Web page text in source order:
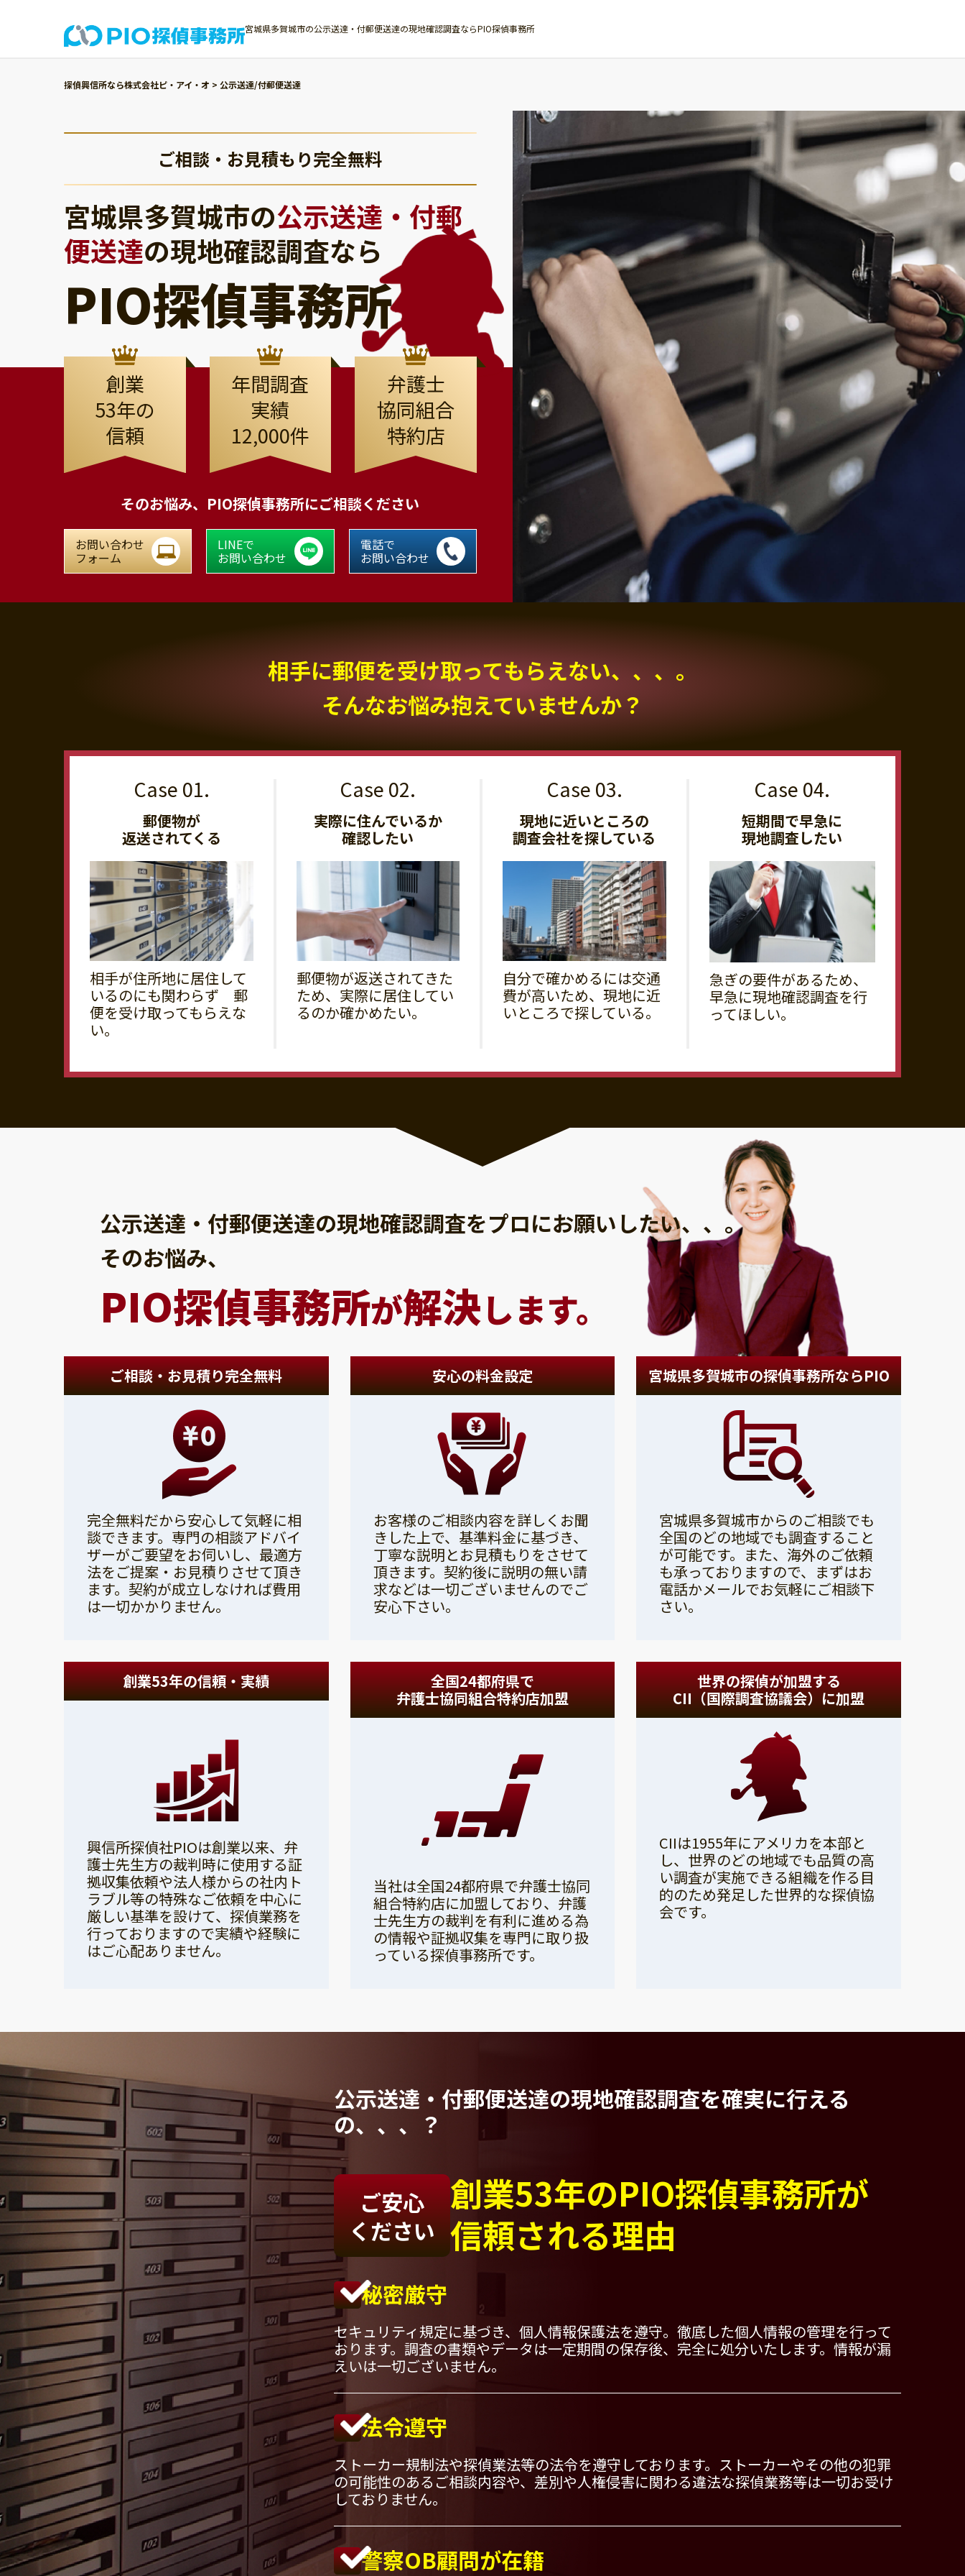
宮城県多賀城市の公示送達・付郵便送達の現地確認調査ならPIO探偵事務所
探偵興信所なら株式会社ピ・アイ・オ > 公示送達/付郵便送達
ご相談・お見積もり完全無料
宮城県多賀城市の公示送達・付郵
便送達の現地確認調査なら
PIO探偵事務所
創業
53年の
信頼
年間調査
実績
12,000件
弁護士
協同組合
特約店
そのお悩み、 PIO探偵事務所にご相談ください
お問い合わせ
フォーム
LINEで
お問い合わせ
電話で
お問い合わせ
相手に郵便を受け取ってもらえない、、、。
そんなお悩み抱えていませんか？
郵便物が
返送されてくる
相手が住所地に居住して
いるのにも関わらず 郵
便を受け取ってもらえな
い。
実際に住んでいるか
確認したい
郵便物が返送されてきた
ため、実際に居住してい
るのか確かめたい。
現地に近いところの
調査会社を探している
自分で確かめるには交通
費が高いため、現地に近
いところで探している。
短期間で早急に
現地調査したい
急ぎの要件があるため、
早急に現地確認調査を行
ってほしい。
公示送達・付郵便送達の現地確認調査をプロにお願いしたい、、。
そのお悩み、
PIO探偵事務所が解決します。
ご相談・お見積り完全無料
完全無料だから安心して気軽に相
談できます。専門の相談アドバイ
ザーがご要望をお伺いし、最適方
法をご提案・お見積りさせて頂き
ます。契約が成立しなければ費用
は一切かかりません。
安心の料金設定
お客様のご相談内容を詳しくお聞
きした上で、基準料金に基づき、
丁寧な説明とお見積もりをさせて
頂きます。契約後に説明の無い請
求などは一切ございませんのでご
安心下さい。
宮城県多賀城市の探偵事務所ならPIO
宮城県多賀城市からのご相談でも
全国のどの地域でも調査すること
が可能です。また、海外のご依頼
も承っておりますので、まずはお
電話かメールでお気軽にご相談下
さい。
創業53年の信頼・実績
興信所探偵社PIOは創業以来、弁
護士先生方の裁判時に使用する証
拠収集依頼や法人様からの社内ト
ラブル等の特殊なご依頼を中心に
厳しい基準を設けて、探偵業務を
行っておりますので実績や経験に
はご心配ありません。
全国24都府県で
弁護士協同組合特約店加盟
当社は全国24都府県で弁護士協同
組合特約店に加盟しており、弁護
士先生方の裁判を有利に進める為
の情報や証拠収集を専門に取り扱
っている探偵事務所です。
世界の探偵が加盟する
CII（国際調査協議会）に加盟
CIIは1955年にアメリカを本部と
し、世界のどの地域でも品質の高
い調査が実施できる組織を作る目
的のため発足した世界的な探偵協
会です。
公示送達・付郵便送達の現地確認調査を確実に行える
の、、、？
ご安心
ください
創業53年のPIO探偵事務所が
信頼される理由
秘密厳守
セキュリティ規定に基づき、個人情報保護法を遵守。徹底した個人情報の管理を行って
おります。調査の書類やデータは一定期間の保存後、完全に処分いたします。情報が漏
えいは一切ございません。
法令遵守
ストーカー規制法や探偵業法等の法令を遵守しております。ストーカーやその他の犯罪
の可能性のあるご相談内容や、差別や人権侵害に関わる違法な探偵業務等は一切お受け
しておりません。
警察OB顧問が在籍